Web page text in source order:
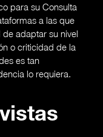
para su Consulta
a las que
adaptar su nivel
o criticidad de la
es tan
lo requiera.